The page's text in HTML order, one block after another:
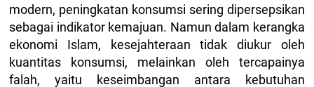
modern, peningkatan konsumsi sering dipersepsikan
sebagai indikator kemajuan. Namun dalam kerangka
ekonomi Islam, kesejahteraan tidak diukur oleh
kuantitas konsumsi, melainkan oleh tercapainya
falah, yaitu keseimbangan antara kebutuhan